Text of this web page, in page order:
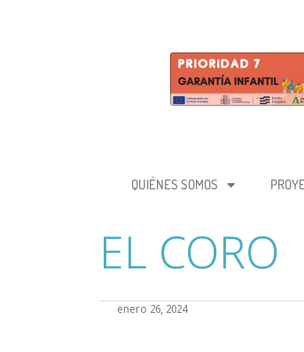
QUIÉNES SOMOS
EL CORO
enero 26, 2024